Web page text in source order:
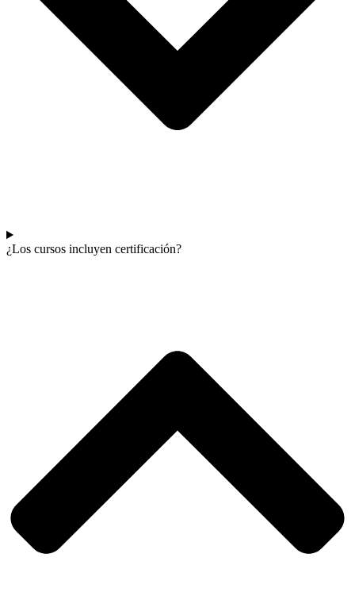
¿Los cursos incluyen certificación?